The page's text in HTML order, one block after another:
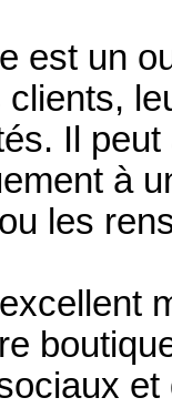
est un
Il peut
à
les